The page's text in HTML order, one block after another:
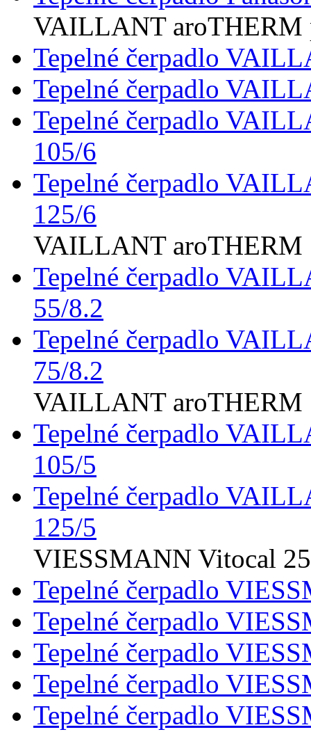
VAILLANT aroTHERM
Tepelné čerpadlo
Tepelné čerpadlo
Tepelné čerpadlo
105/6
Tepelné čerpadlo
125/6
VAILLANT aroTHERM
Tepelné čerpadlo
55/8.2
Tepelné čerpadlo
75/8.2
VAILLANT aroTHERM
Tepelné čerpadlo
105/5
Tepelné čerpadlo
125/5
VIESSMANN Vitocal
Tepelné čerpadlo
Tepelné čerpadlo
Tepelné čerpadlo
Tepelné čerpadlo
Tepelné čerpadlo